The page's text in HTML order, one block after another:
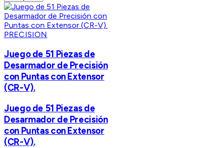
PRECISION
Juego de 51 Piezas de
Desarmador de Precisión
con Puntas con Extensor
(CR-V).
Juego de 51 Piezas de
Desarmador de Precisión
con Puntas con Extensor
(CR-V).